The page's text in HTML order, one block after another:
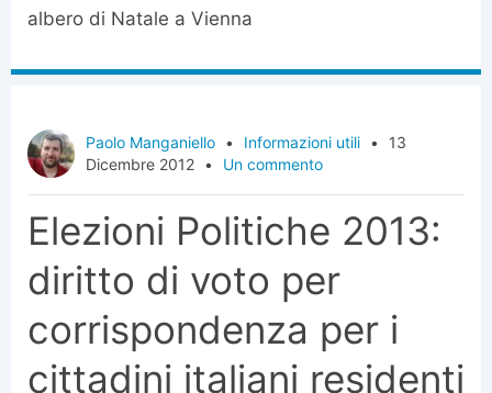
albero di Natale a Vienna
Paolo Manganiello • Informazioni utili •
13
Dicembre 2012 • Un commento
Elezioni Politiche 2013:
diritto di voto per
corrispondenza per i
cittadini italiani residenti